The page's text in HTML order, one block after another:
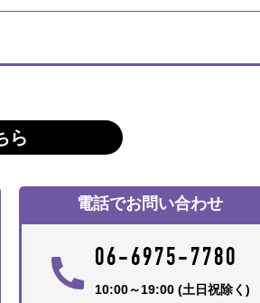
ら
電話でお問い合わせ
06-6975-7780
10:00～19:00 (土日祝除く)